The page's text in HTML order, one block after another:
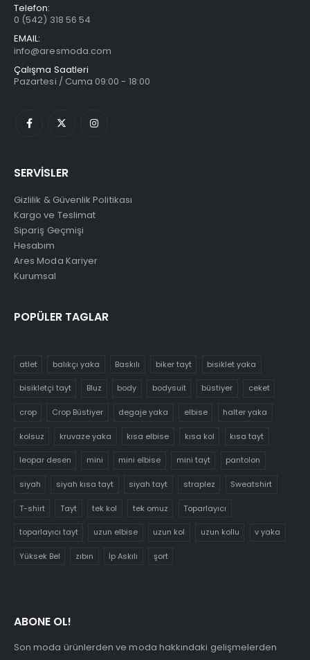
Telefon:
0 (542) 318 56 54
EMAIL:
info@aresmoda.com
Çalışma Saatleri
Pazartesi / Cuma 09:00 - 18:00
SERVİSLER
Gizlilik & Güvenlik Politikası
Kargo ve Teslimat
Sipariş Geçmişi
Hesabım
Ares Moda Kariyer
Kurumsal
POPÜLER TAGLAR
atlet balıkçı yaka Baskılı biker tayt bisiklet yaka
bisikletçi tayt Bluz body bodysuit büstiyer ceket
crop Crop Büstiyer degaje yaka elbise halter yaka
kolsuz kruvaze yaka kısa elbise kısa kol kısa tayt
leopar desen mini mini elbise mini tayt pantolon
siyah siyah kısa tayt siyah tayt straplez Sweatshirt
T-shirt Tayt tek kol tek omuz Toparlayıcı
toparlayıcı tayt uzun elbise uzun kol uzun kollu v yaka
Yüksek Bel zıbın İp Askılı şort
ABONE OL!
Son moda ürünlerden ve moda hakkındaki gelişmelerden